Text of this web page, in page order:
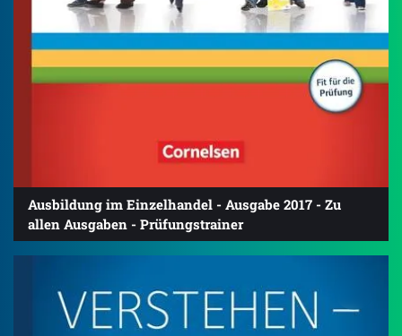
Ausbildung im Einzelhandel - Ausgabe 2017 - Zu
allen Ausgaben - Prüfungstrainer